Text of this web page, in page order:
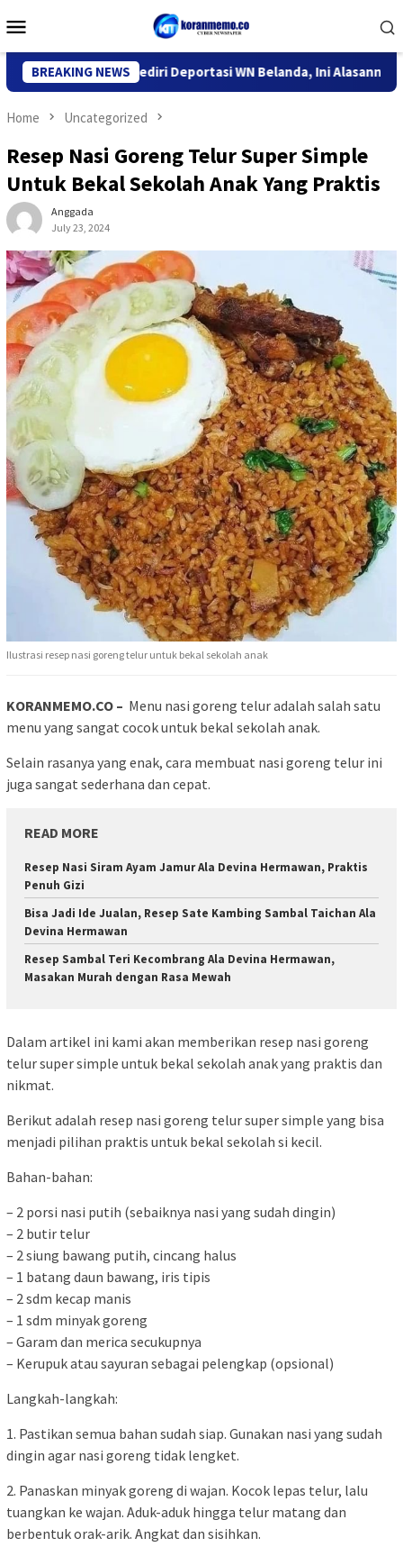
to
Menu
BREAKING NEWS
Imigrasi Kediri Deportasi WN Belanda, Ini Alasannya
Home Uncategorized
Resep Nasi Goreng Telur Super Simple
Untuk Bekal Sekolah Anak Yang Praktis
Anggada
July 23, 2024
Ilustrasi resep nasi goreng telur untuk bekal sekolah anak
KORANMEMO.CO – Menu nasi goreng telur adalah salah satu
menu yang sangat cocok untuk bekal sekolah anak.
Selain rasanya yang enak, cara membuat nasi goreng telur ini
juga sangat sederhana dan cepat.
READ MORE
Resep Nasi Siram Ayam Jamur Ala Devina Hermawan, Praktis
Penuh Gizi
Bisa Jadi Ide Jualan, Resep Sate Kambing Sambal Taichan Ala
Devina Hermawan
Resep Sambal Teri Kecombrang Ala Devina Hermawan,
Masakan Murah dengan Rasa Mewah
Dalam artikel ini kami akan memberikan resep nasi goreng
telur super simple untuk bekal sekolah anak yang praktis dan
nikmat.
Berikut adalah resep nasi goreng telur super simple yang bisa
menjadi pilihan praktis untuk bekal sekolah si kecil.
Bahan-bahan:
– 2 porsi nasi putih (sebaiknya nasi yang sudah dingin)
– 2 butir telur
– 2 siung bawang putih, cincang halus
– 1 batang daun bawang, iris tipis
– 2 sdm kecap manis
– 1 sdm minyak goreng
– Garam dan merica secukupnya
– Kerupuk atau sayuran sebagai pelengkap (opsional)
Langkah-langkah:
1. Pastikan semua bahan sudah siap. Gunakan nasi yang sudah
dingin agar nasi goreng tidak lengket.
2. Panaskan minyak goreng di wajan. Kocok lepas telur, lalu
tuangkan ke wajan. Aduk-aduk hingga telur matang dan
berbentuk orak-arik. Angkat dan sisihkan.